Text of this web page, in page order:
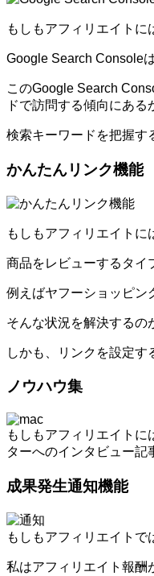
もしもアフィリエイトに
Google Search Console
このGoogle Search
ドで訪問する傾向にある
検索キーワードを把握す
かんたんリンク機能
もしもアフィリエイトに
商品をレビューするタイ
例えばヤフーショッピン
そんな状況を解決するの
しかも、リンクを設定す
ノウハウ集
もしもアフィリエイト
ターへのインタビュー記
成果発生通知機能
もしもアフィリエイトで
私はアフィリエイト報酬